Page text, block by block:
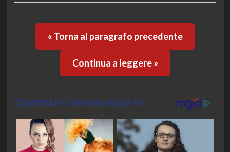
« Torna al paragrafo precedente
Continua a leggere »